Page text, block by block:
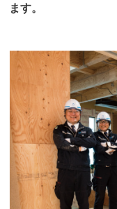
ます。